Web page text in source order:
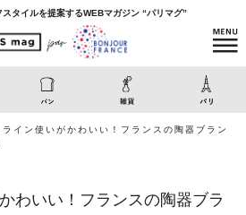
タイルを提案するWEBマガジン “パリマグ”
ライン使いがかわいい！フランスの陶器ブラン
わいい！フランスの陶器ブラ